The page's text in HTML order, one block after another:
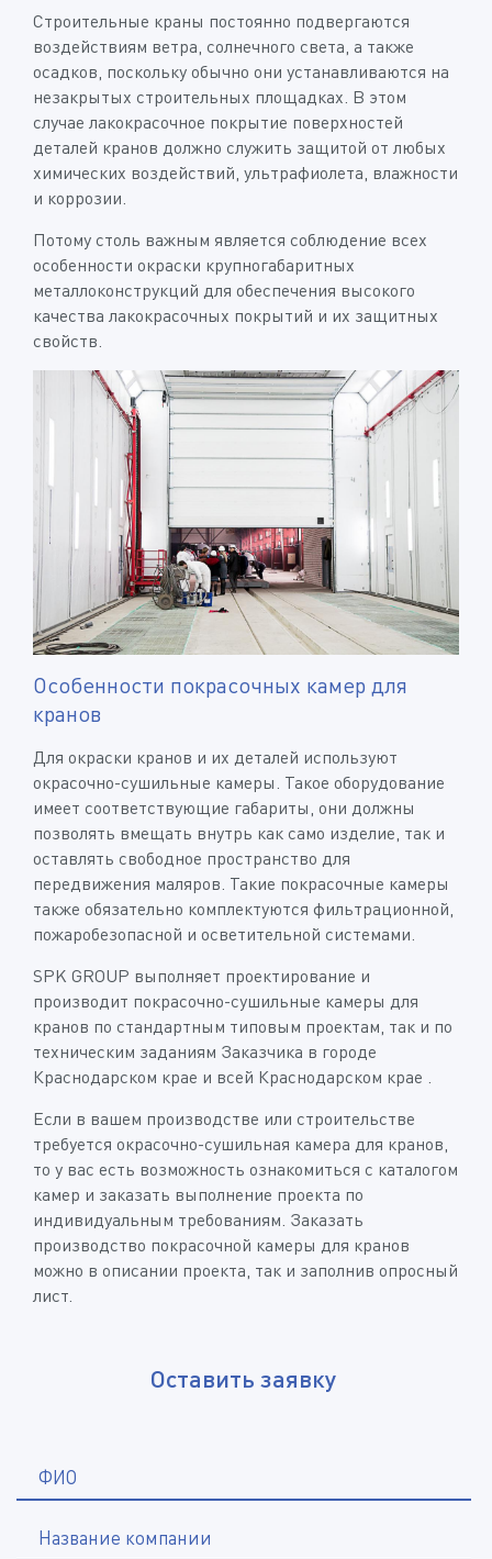
Строительные краны постоянно подвергаются
воздействиям ветра, солнечного света, а также
осадков, поскольку обычно они устанавливаются на
незакрытых строительных площадках. В этом
случае лакокрасочное покрытие поверхностей
деталей кранов должно служить защитой от любых
химических воздействий, ультрафиолета, влажности
и коррозии.
Потому столь важным является соблюдение всех
особенности окраски крупногабаритных
металлоконструкций для обеспечения высокого
качества лакокрасочных покрытий и их защитных
свойств.
Особенности покрасочных камер для
кранов
Для окраски кранов и их деталей используют
окрасочно-сушильные камеры. Такое оборудование
имеет соответствующие габариты, они должны
позволять вмещать внутрь как само изделие, так и
оставлять свободное пространство для
передвижения маляров. Такие покрасочные камеры
также обязательно комплектуются фильтрационной,
пожаробезопасной и осветительной системами.
SPK GROUP выполняет проектирование и
производит покрасочно-сушильные камеры для
кранов по стандартным типовым проектам, так и по
техническим заданиям Заказчика в городе
Краснодарском крае и всей Краснодарском крае .
Если в вашем производстве или строительстве
требуется окрасочно-сушильная камера для кранов,
то у вас есть возможность ознакомиться с каталогом
камер и заказать выполнение проекта по
индивидуальным требованиям. Заказать
производство покрасочной камеры для кранов
можно в описании проекта, так и заполнив опросный
лист.
Оставить заявку
ФИО
Название компании